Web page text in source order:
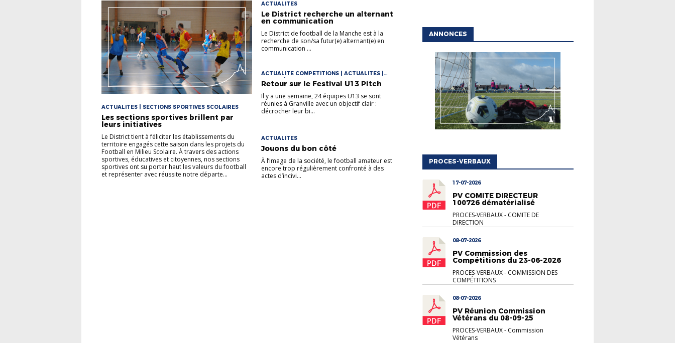
ACTUALITES | SECTIONS SPORTIVES SCOLAIRES
Les sections sportives brillent par
leurs initiatives
Le District tient à féliciter les établissements du
territoire engagés cette saison dans les projets du
Football en Milieu Scolaire. À travers des actions
sportives, éducatives et citoyennes, nos sections
sportives ont su porter haut les valeurs du football
et représenter avec réussite notre départe...
ACTUALITES
Le District recherche un alternant
en communication
Le District de football de la Manche est à la
recherche de son/sa futur(e) alternant(e) en
communication ...
ACTUALITE COMPETITIONS | ACTUALITES |
JEUNES | U13 > U18
Retour sur le Festival U13 Pitch
Il y a une semaine, 24 équipes U13 se sont
réunies à Granville avec un objectif clair :
décrocher leur bi...
ACTUALITES
Jouons du bon côté
À l’image de la société, le football amateur est
encore trop régulièrement confronté à des
actes d’incivi...
ANNONCES
PROCES-VERBAUX
17-07-2026
PV COMITE DIRECTEUR
100726 dématérialisé
PROCES-VERBAUX- COMITE DE
DIRECTION
08-07-2026
PV Commission des
Compétitions du 23-06-2026
PROCES-VERBAUX- COMMISSION DES
COMPÉTITIONS
08-07-2026
PV Réunion Commission
Vétérans du 08-09-25
PROCES-VERBAUX- Commission
Vétérans